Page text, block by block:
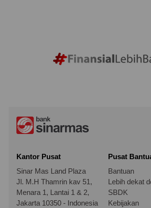
Kantor Pusat
Sinar Mas Land Plaza
Jl. M.H Thamrin kav 51,
Menara 1, Lantai 1 & 2,
Jakarta 10350 - Indonesia
Pusat
Bantuan
Lebih dekat
SBDK
Kebijakan